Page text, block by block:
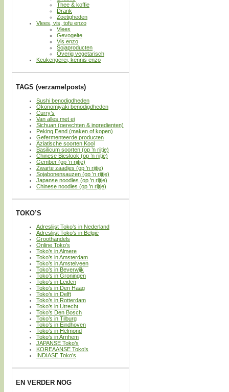
Thee & koffie
Drank
Zoetigheden
Vlees, vis, tofu enzo
Vlees
Gevogelte
Vis enzo
Sojaproducten
Overig vegetarisch
Keukengerei, kennis enzo
TAGS (verzamelposts)
Sushi benodigdheden
Okonomiyaki benodigdheden
Curry’s
Van alles met ei
Sichuan (gerechten & ingredienten)
Peking Eend (maken of kopen)
Gefermenteerde producten
Aziatische soorten Kool
Basilicum soorten (op ’n rijtje)
Chinese Bieslook (op ’n rijtje)
Gember (op ’n rijtje)
Zwarte zaadjes (op ’n rijtje)
Sojabonensauzen (op ’n rijtje)
Japanse noodles (op ’n rijtje)
Chinese noodles (op ’n rijtje)
TOKO’S
Adreslijst Toko’s in Nederland
Adreslijst Toko’s in België
Groothandels
Online Toko’s
Toko’s in Almere
Toko’s in Amsterdam
Toko’s in Amstelveen
Toko’s in Beverwijk
Toko’s in Groningen
Toko’s in Leiden
Toko’s in Den Haag
Toko’s in Delft
Toko’s in Rotterdam
Toko’s in Utrecht
Toko’s Den Bosch
Toko’s in Tilburg
Toko’s in Eindhoven
Toko’s in Helmond
Toko’s in Arnhem
JAPANSE Toko’s
KOREAANSE Toko’s
INDIASE Toko’s
EN VERDER NOG